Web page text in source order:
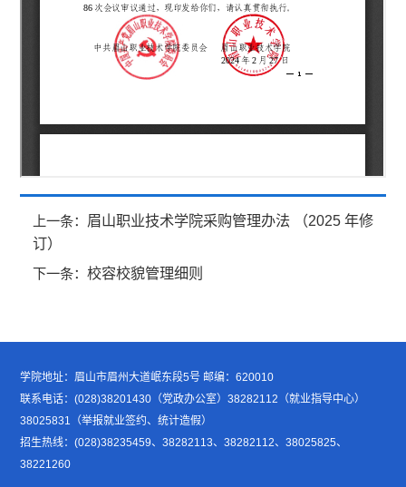
上一条： 眉山职业技术学院采购管理办法 （2025 年修
订）
下一条： 校容校貌管理细则
学院地址：眉山市眉州大道岷东段5号 邮编：620010
联系电话：(028)38201430（党政办公室）38282112（就业指导中心）
38025831（举报就业签约、统计造假）
招生热线：(028)38235459、38282113、38282112、38025825、
38221260